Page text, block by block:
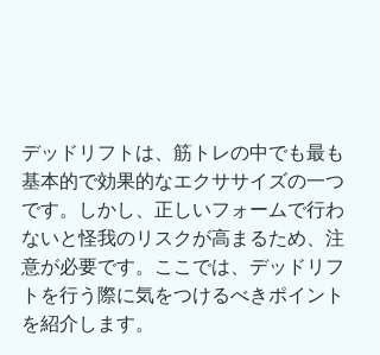
デッドリフトは、筋トレの中でも最も
基本的で効果的なエクササイズの一つ
です。しかし、正しいフォームで行わ
ないと怪我のリスクが高まるため、注
意が必要です。ここでは、デッドリフ
トを行う際に気をつけるべきポイント
を紹介します。